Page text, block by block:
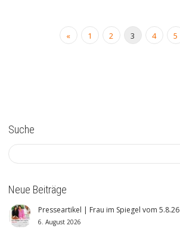
« 1 2 3 4 5
Suche
Neue Beiträge
Presseartikel | Frau im Spiegel vom 5.8.26
6. August 2026